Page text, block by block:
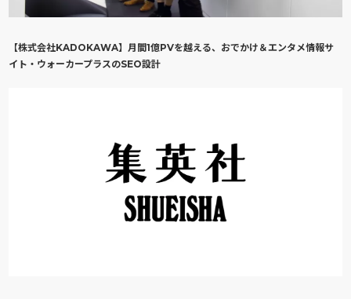
【株式会社KADOKAWA】月間1億PVを越える、おでかけ＆エンタメ情報サ
イト・ウォーカープラスのSEO設計